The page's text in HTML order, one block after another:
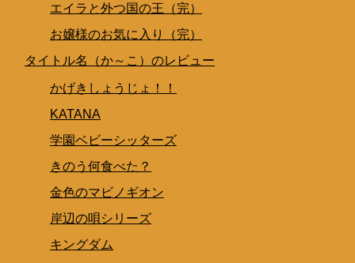
エイラと外つ国の王（完）
お嬢様のお気に入り（完）
タイトル名（か～こ）のレビュー
かげきしょうじょ！！
KATANA
学園ベビーシッターズ
きのう何食べた？
金色のマビノギオン
岸辺の唄シリーズ
キングダム